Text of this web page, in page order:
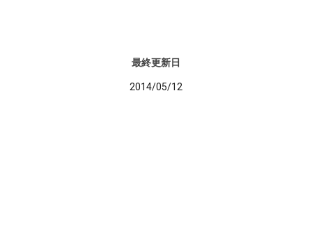
最終更新日
2014/05/12